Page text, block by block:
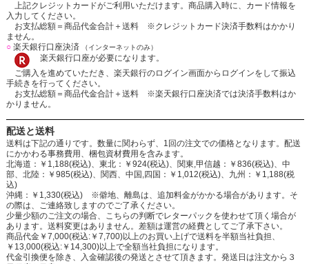
上記クレジットカードがご利用いただけます。商品購入時に、カード情報を
入力してください。
お支払総額＝商品代金合計＋送料 ※クレジットカード決済手数料はかかり
ません。
○楽天銀行口座決済 （インターネットのみ）
楽天銀行口座が必要になります。
ご購入を進めていただき、楽天銀行のログイン画面からログインをして振込
手続きを行ってください。
お支払総額＝商品代金合計＋送料 ※楽天銀行口座決済では決済手数料はか
かりません。
配送と送料
送料は下記の通りです。数量に関わらず、1回の注文での価格となります。配送
にかかわる事務費用、梱包資材費用を含みます。
北海道：￥1,188(税込)、東北：￥924(税込)、関東,甲信越：￥836(税込)、中
部、北陸：￥985(税込)、関西、中国,四国：￥1,012(税込)、九州：￥1,188(税
込)
沖縄：￥1,330(税込) ※僻地、離島は、追加料金がかかる場合があります。そ
の際は、ご連絡致しますのでご了承ください。
少量少額のご注文の場合、こちらの判断でレターパックを使わせて頂く場合が
あります。送料変更はありません。差額は運営の経費としてご了承下さい。
商品代金￥7,000(税込:￥7,700)以上のお買い上げで送料を半額当社負担、
￥13,000(税込:￥14,300)以上で全額当社負担になります。
代金引換便を除き、入金確認後の発送とさせて頂きます。発送日は注文から３